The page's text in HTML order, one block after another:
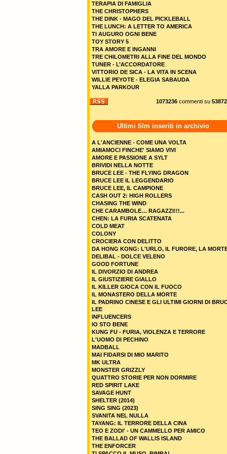
TERAPIA DI FAMIGLIA
THE CHRISTOPHERS
THE DINK - MAGO DEL PICKLEBALL
THE LUNCH: A LETTER TO AMERICA
TI AUGURO OGNI BENE
TOY STORY 5
TRA AMORE E INGANNI
TRE CHILOMETRI ALLA FINE DEL MONDO
TUNER - L’ACCORDATORE
VITTORIO DE SICA - LA VITA IN SCENA
WILLIE PEYOTE - ELEGIA SABAUDA
YALLA PARKOUR
1073236 commenti su 53872
Ultimi film inseriti in archivio
A L'ANCIENNE - COME UNA VOLTA
AMIAMOCI FINCHE' SIAMO VIVI
AMORE E PASSIONE A SYLT
BRIVIDI NELLA NOTTE
BRUCE LEE - THE FLYING DRAGON
BRUCE LEE IL LEGGENDARIO
BRUCE LEE, IL CAMPIONE
CASH OUT 2: HIGH ROLLERS
CHASING THE WIND
CHE CARAMBOLE… RAGAZZI!!!...
CHEN: LA FURIA SCATENATA
COLD MEAT
COLONY
CROCIERA CON DELITTO
DA HONG KONG: L'URLO, IL FURORE, LA
DELIBAL - DOLCE VELENO
GOOD FORTUNE
IL DIVORZIO DI ANDREA
IL GIUSTIZIERE GIALLO
IL KILLER GIOCA CON IL FUOCO
IL MONASTERO DELLA MORTE
IL PADRINO CINESE E GLI ULTIMI GIORNI DI
LEE
INFLUENCERS
IO STO BENE
KUNG FU - FURIA, VIOLENZA E TERRORE
L'UOMO DI PECHINO
MADBALL
MAI FIDARSI DI MIO MARITO
MK ULTRA
MONSTER GRIZZLY
QUATTRO STORIE PER NON DORMIRE
RED SPIRIT LAKE
SAVAGE HUNT
SHELTER (2014)
SING SING (2023)
SVANITA NEL NULLA
TAYANG: IL TERRORE DELLA CINA
TEO E ZODI' - UN CAMMELLO PER AMICO
THE BALLAD OF WALLIS ISLAND
THE ENFORCER